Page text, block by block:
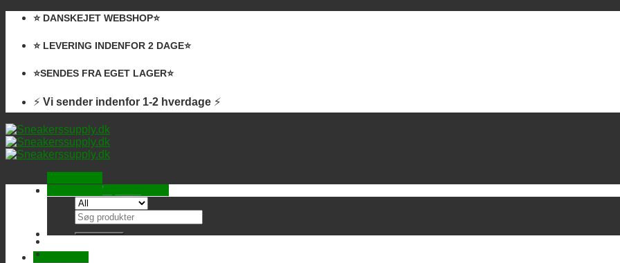
Skip
content
⭐️ DANSKEJET WEBSHOP⭐️
⭐️ LEVERING INDENFOR 2 DAGE⭐️
⭐️SENDES FRA EGET LAGER⭐️
⚡ Vi sender indenfor 1-2 hverdage ⚡
Kurv /
Ingen varer i kurven.
Søg
efter: